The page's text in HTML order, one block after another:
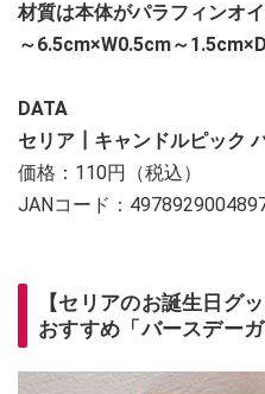
材質は本体がパラフィンオ
～6.5cm×W0.5cm～
DATA
セリア┃キャンドルピック
価格：110円（税込）
JANコード：
【セリアのお誕生日グ
おすすめ「バースデー